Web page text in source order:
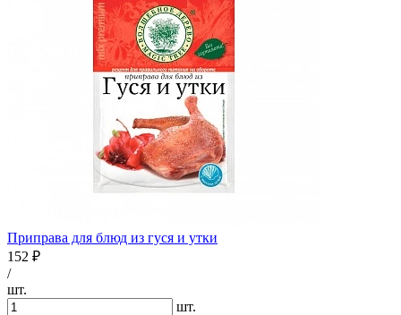
Приправа для блюд из гуся и утки
152 ₽
/
шт.
шт.